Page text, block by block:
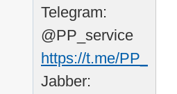
Telegram:
@PP_service
https://t.me/
Jabber: